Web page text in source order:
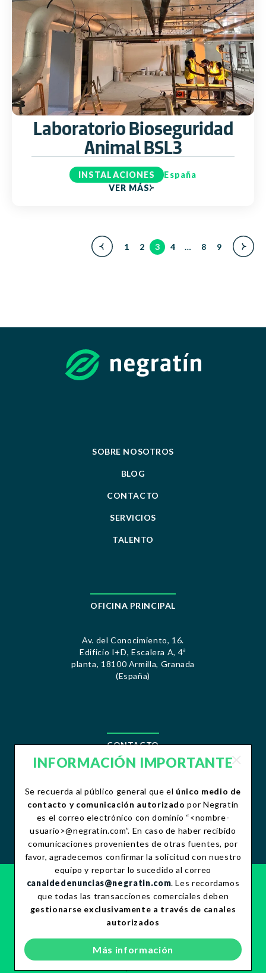
Laboratorio Bioseguridad
Animal BSL3
INSTALACIONES
España
VER MÁS
1 2 3 4 … 8 9
SOBRE NOSOTROS
BLOG
CONTACTO
SERVICIOS
TALENTO
OFICINA PRINCIPAL
Av. del Conocimiento, 16.
Edificio I+D, Escalera A, 4ª
planta, 18100 Armilla, Granada
(España)
CONTACTO
Teléfono:+34 958 490 156
Fax:+34 958 490 507
CANAL ÉTICO
POLÍTICA DE PRIVACIDAD
POLÍTICA DE COOKIES
INFORMACIÓN IMPORTANTE
Se recuerda al público general que el único medio de
contacto y comunicación autorizado por Negratín
es el correo electrónico con dominio “<nombre-
usuario>@negratin.com”. En caso de haber recibido
comunicaciones provenientes de otras fuentes, por
favor, agradecemos confirmar la solicitud con nuestro
equipo y reportar lo sucedido al correo
canaldedenuncias@negratin.com. Les recordamos
que todas las transacciones comerciales deben
gestionarse exclusivamente a través de canales
autorizados
Más información